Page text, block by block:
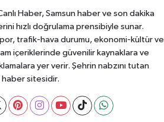
Haber, Samsun haber ve son dakika
hızlı doğrulama prensibiyle sunar.
trafik-hava durumu, ekonomi-kültür ve
içeriklerinde güvenilir kaynaklara ve
yer verir. Şehrin nabzını tutan
haber sitesidir.